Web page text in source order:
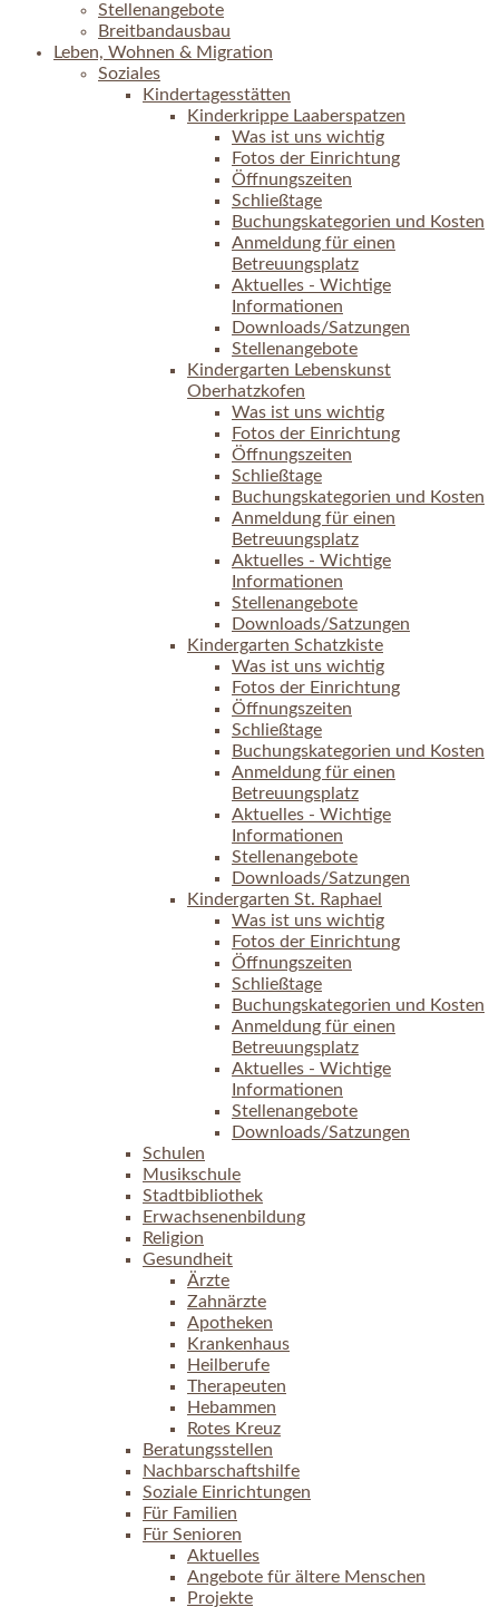
Stellenangebote
Breitbandausbau
Leben, Wohnen & Migration
Soziales
Kindertagesstätten
Kinderkrippe Laaberspatzen
Was ist uns wichtig
Fotos der Einrichtung
Öffnungszeiten
Schließtage
Buchungskategorien und Kosten
Anmeldung für einen
Betreuungsplatz
Aktuelles - Wichtige
Informationen
Downloads/Satzungen
Stellenangebote
Kindergarten Lebenskunst
Oberhatzkofen
Was ist uns wichtig
Fotos der Einrichtung
Öffnungszeiten
Schließtage
Buchungskategorien und Kosten
Anmeldung für einen
Betreuungsplatz
Aktuelles - Wichtige
Informationen
Stellenangebote
Downloads/Satzungen
Kindergarten Schatzkiste
Was ist uns wichtig
Fotos der Einrichtung
Öffnungszeiten
Schließtage
Buchungskategorien und Kosten
Anmeldung für einen
Betreuungsplatz
Aktuelles - Wichtige
Informationen
Stellenangebote
Downloads/Satzungen
Kindergarten St. Raphael
Was ist uns wichtig
Fotos der Einrichtung
Öffnungszeiten
Schließtage
Buchungskategorien und Kosten
Anmeldung für einen
Betreuungsplatz
Aktuelles - Wichtige
Informationen
Stellenangebote
Downloads/Satzungen
Schulen
Musikschule
Stadtbibliothek
Erwachsenenbildung
Religion
Gesundheit
Ärzte
Zahnärzte
Apotheken
Krankenhaus
Heilberufe
Therapeuten
Hebammen
Rotes Kreuz
Beratungsstellen
Nachbarschaftshilfe
Soziale Einrichtungen
Für Familien
Für Senioren
Aktuelles
Angebote für ältere Menschen
Projekte